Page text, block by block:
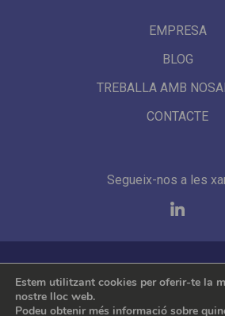
EMPRESA
BLOG
TREBALLA AMB
CONTACTE
Segueix-nos a les
Estem utilitzant cookies per oferir-te la
nostre lloc web.
Podeu obtenir més informació sobre